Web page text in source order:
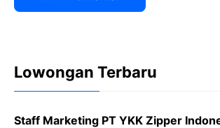
Lowongan Terbaru
Staff Marketing PT YKK Zipper